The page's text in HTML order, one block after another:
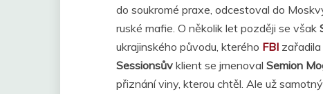
do soukromé praxe, odcestoval do
ruské mafie. O několik let později se však
ukrajinského původu, kterého FBI
Sessionsův klient se jmenoval Semion
přiznání viny, kterou chtěl. Ale už